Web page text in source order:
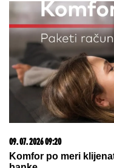
17. 07. 2026 09:41
Skoro svaka kuća u
danas vredi i do 2.000
podrumu, a pojma